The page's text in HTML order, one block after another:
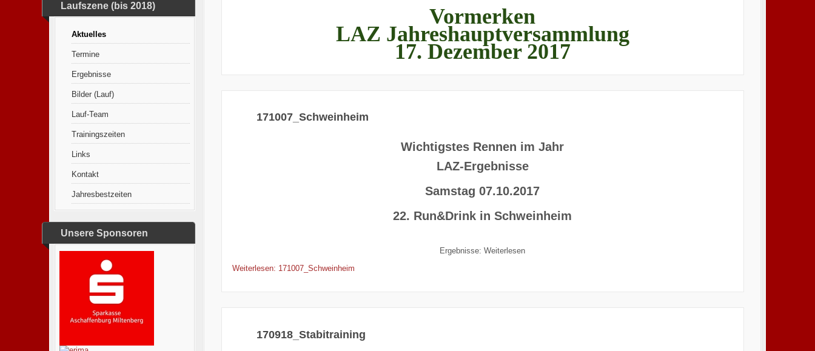
Laufszene (bis 2018)
Aktuelles
Termine
Ergebnisse
Bilder (Lauf)
Lauf-Team
Trainingszeiten
Links
Kontakt
Jahresbestzeiten
Unsere Sponsoren
Vormerken
LAZ Jahreshauptversammlung
17. Dezember 2017
171007_Schweinheim
Wichtigstes Rennen im Jahr
LAZ-Ergebnisse
Samstag 07.10.2017
22. Run&Drink in Schweinheim
Ergebnisse: Weiterlesen
Weiterlesen: 171007_Schweinheim
170918_Stabitraining